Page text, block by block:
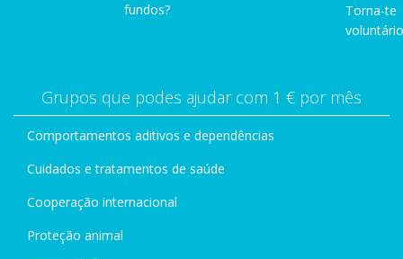
fundos?
Torna-te
Grupos que podes ajudar com 1 € por mês
Comportamentos aditivos e dependências
Cuidados e tratamentos de saúde
Cooperação internacional
Proteção animal